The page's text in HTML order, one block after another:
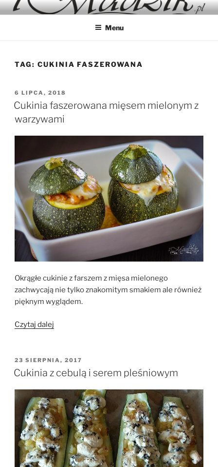
Przejdź
do
IMADZIK
Blog Kulinarny
Menu
TAG: CUKINIA FASZEROWANA
OPUBLIKOWANE
W
6 LIPCA, 2018
Cukinia faszerowana mięsem mielonym z
warzywami
Okrągłe cukinie z farszem z mięsa mielonego
zachwycają nie tylko znakomitym smakiem ale również
pięknym wyglądem.
Czytaj dalej
mielonym
z
OPUBLIKOWANE
W
23 SIERPNIA, 2017
Cukinia z cebulą i serem pleśniowym